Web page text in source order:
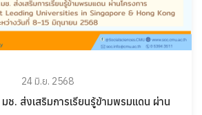
24 มิ.ย. 2568
ช. ส่งเสริมการเรียนรู้ข้ามพรมแดน ผ่าน